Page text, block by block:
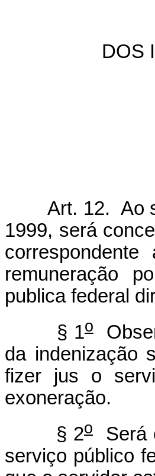
DOS
Art. 12. Ao
1999, será
remuneração
publica federal
§ 1o
da indenização
fizer jus o
exoneração.
§ 2o
Será
serviço público